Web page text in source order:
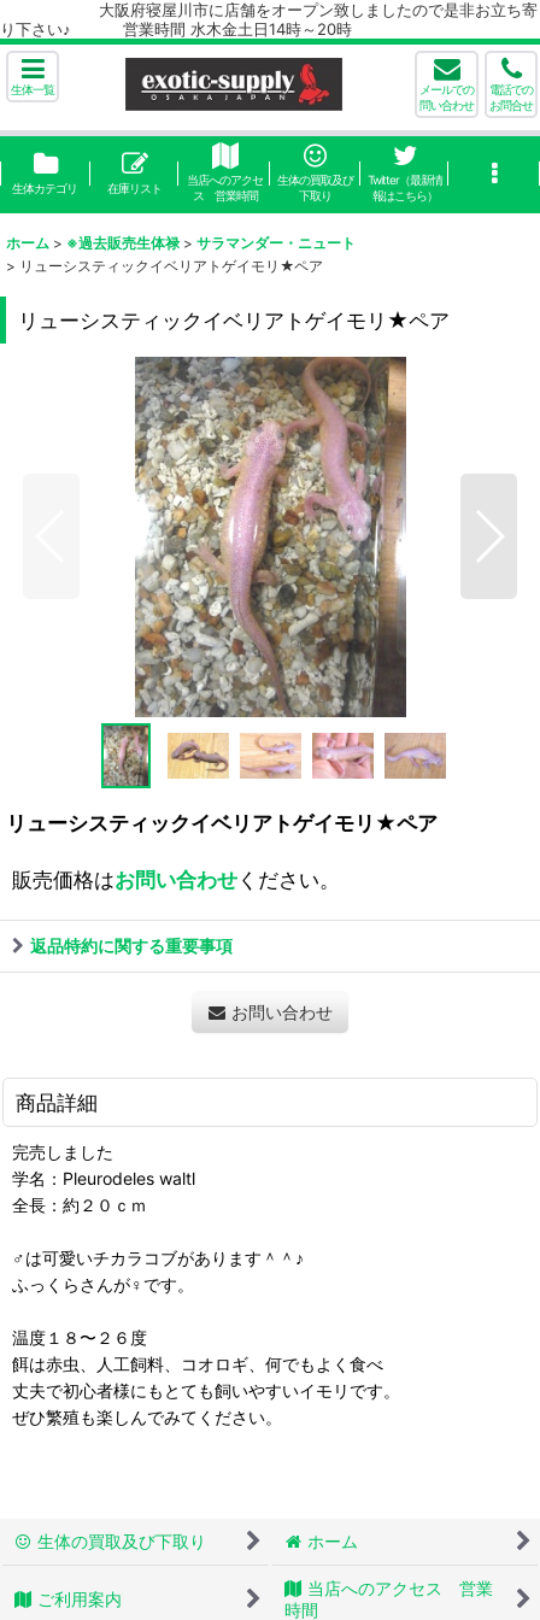
大阪府寝屋川市に店舗をオープン致しましたので是非お立ち寄
り下さい♪ 営業時間 水木金土日14時～20時
生体一覧
メールでの
問い合わせ
電話での
お問合せ
生体カテゴリ 在庫リスト
当店へのアクセ
ス 営業時間
生体の買取及び
下取り
Twitter（最新情
報はこちら）
ホーム > ※過去販売生体禄 > サラマンダー・ニュート
> リューシスティックイベリアトゲイモリ★ペア
リューシスティックイベリアトゲイモリ★ペア
リューシスティックイベリアトゲイモリ★ペア
販売価格はお問い合わせください。
返品特約に関する重要事項
お問い合わせ
商品詳細
完売しました
学名：Pleurodeles waltl
全長：約２０ｃｍ
♂は可愛いチカラコブがあります＾＾♪
ふっくらさんが♀です。
温度１８〜２６度
餌は赤虫、人工飼料、コオロギ、何でもよく食べ
丈夫で初心者様にもとても飼いやすいイモリです。
ぜひ繁殖も楽しんでみてください。
生体の買取及び下取り ホーム
ご利用案内
当店へのアクセス 営業
時間